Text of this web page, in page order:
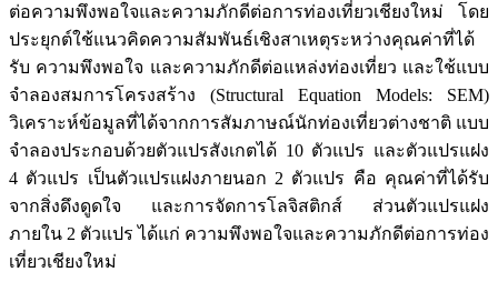
ต่อความพึงพอใจและความภักดีต่อการท่องเที่ยวเชียงใหม่ โดย
ประยุกต์ใช้แนวคิดความสัมพันธ์เชิงสาเหตุระหว่างคุณค่าที่ได้
รับ ความพึงพอใจ และความภักดีต่อแหล่งท่องเที่ยว และใช้แบบ
จำลองสมการโครงสร้าง (Structural Equation Models: SEM)
วิเคราะห์ข้อมูลที่ได้จากการสัมภาษณ์นักท่องเที่ยวต่างชาติ แบบ
จำลองประกอบด้วยตัวแปรสังเกตได้ 10 ตัวแปร และตัวแปรแฝง
4 ตัวแปร เป็นตัวแปรแฝงภายนอก 2 ตัวแปร คือ คุณค่าที่ได้รับ
จากสิ่งดึงดูดใจ และการจัดการโลจิสติกส์ ส่วนตัวแปรแฝง
ภายใน 2 ตัวแปร ได้แก่ ความพึงพอใจและความภักดีต่อการท่อง
เที่ยวเชียงใหม่